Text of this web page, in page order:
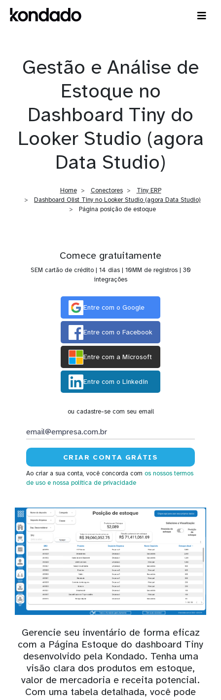
Gestão e Análise de
Estoque no
Dashboard Tiny do
Looker Studio (agora
Data Studio)
Home Conectores
Tiny ERP
Dashboard Olist Tiny no Looker Studio (agora Data Studio)
Página posição de estoque
Comece gratuitamente
SEM cartão de crédito | 14 dias | 10MM de registros | 30
integrações
Entre com o Google
Entre com o Facebook
Entre com a Microsoft
Entre com o Linkedin
ou cadastre-se com seu email
Ao criar a sua conta, você concorda com os nossos termos
de uso e nossa política de privacidade
Gerencie seu inventário de forma eficaz
com a Página Estoque do dashboard Tiny
desenvolvido pela Kondado. Tenha uma
visão clara dos produtos em estoque,
valor de mercadoria e receita potencial.
Com uma tabela detalhada, você pode